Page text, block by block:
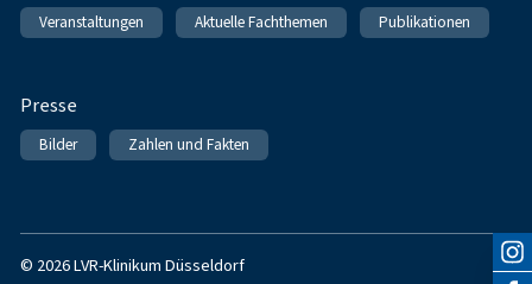
Veranstaltungen Aktuelle Fachthemen Publikationen
Presse
Bilder Zahlen und Fakten
© 2026 LVR-Klinikum Düsseldorf